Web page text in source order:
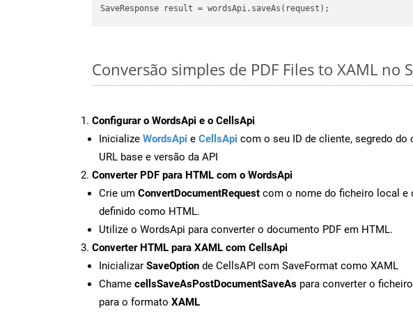
Conversão simples de PDF Files to XAML no
Configurar o WordsApi e o CellsApi
Inicialize WordsApi e CellsApi com o seu ID de cliente, segredo do
URL base e versão da API
Converter PDF para HTML com o WordsApi
Crie um ConvertDocumentRequest com o nome do ficheiro local e
definido como HTML.
Utilize o WordsApi para converter o documento PDF em HTML.
Converter HTML para XAML com CellsApi
Inicializar SaveOption de CellsAPI com SaveFormat como XAML
Chame cellsSaveAsPostDocumentSaveAs para converter o
para o formato XAML